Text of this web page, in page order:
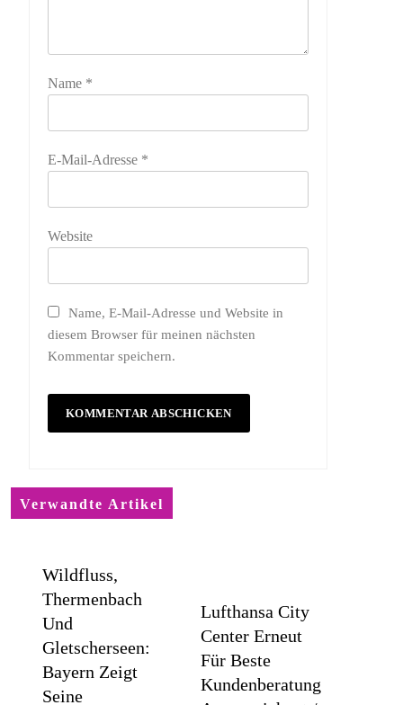
Name *
E-Mail-Adresse *
Website
Name, E-Mail-Adresse und Website in
diesem Browser für meinen nächsten
Kommentar speichern.
Verwandte Artikel
Wildfluss,
Thermenbach
Und
Gletscherseen:
Bayern Zeigt
Seine
Lufthansa City
Center Erneut
Für Beste
Kundenberatung